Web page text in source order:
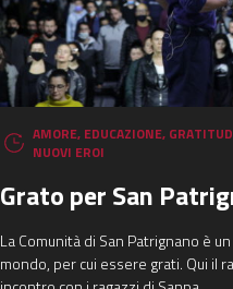
AMORE, EDUCAZIONE,
NUOVI EROI
Grato per San
La Comunità di San Patrignano è
mondo, per cui essere grati. Qui il